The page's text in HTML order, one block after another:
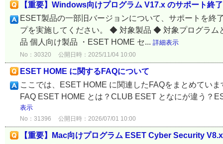
【重要】Windows向けプログラム V17.x のサポート終
ESET製品の一部旧バージョンについて、サポートを終
プを実施してください。 ◆ 対象製品 ◆ 対象プログラ
品 個人向け製品 ・ESET HOME セ... 詳細表示
No：30320 公開日時：2025/11/04 10:00
ESET HOME に関するFAQについて
ここでは、ESET HOME に関連したFAQをまとめてい
FAQ ESET HOME とは？CLUB ESET となにが違う？
表示
No：31396 公開日時：2026/07/01 10:00
【重要】Mac向けプログラム ESET Cyber Security